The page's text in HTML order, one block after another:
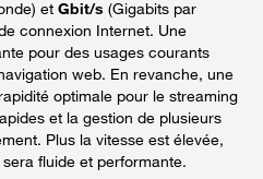
et Gbit/s (Gigabits par
connexion Internet. Une
pour des usages courants
web. En revanche, une
optimale pour le streaming
et la gestion de plusieurs
Plus la vitesse est élevée,
fluide et performante.